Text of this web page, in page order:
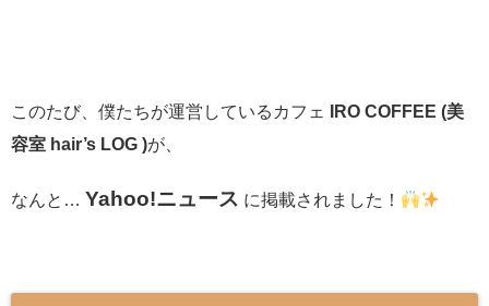
このたび、僕たちが運営しているカフェ
IRO COFFEE (美
容室 hair’s LOG )が、
なんと… Yahoo!ニュース に掲載されました！